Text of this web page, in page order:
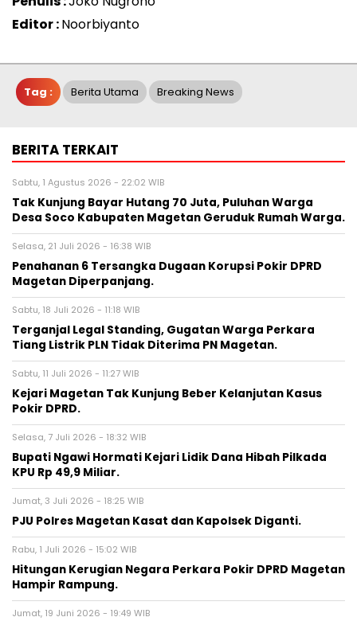
Editor :Noorbiyanto
Tag : Berita Utama Breaking News
BERITA TERKAIT
Sabtu, 1 Agustus 2026 - 22:02 WIB
Tak Kunjung Bayar Hutang 70 Juta, Puluhan Warga
Desa Soco Kabupaten Magetan Geruduk Rumah Warga.
Selasa, 21 Juli 2026 - 16:38 WIB
Penahanan 6 Tersangka Dugaan Korupsi Pokir DPRD
Magetan Diperpanjang.
Sabtu, 18 Juli 2026 - 11:18 WIB
Terganjal Legal Standing, Gugatan Warga Perkara
Tiang Listrik PLN Tidak Diterima PN Magetan.
Sabtu, 11 Juli 2026 - 11:27 WIB
Kejari Magetan Tak Kunjung Beber Kelanjutan Kasus
Pokir DPRD.
Selasa, 7 Juli 2026 - 18:32 WIB
Bupati Ngawi Hormati Kejari Lidik Dana Hibah Pilkada
KPU Rp 49,9 Miliar.
Jumat, 3 Juli 2026 - 18:25 WIB
PJU Polres Magetan Kasat dan Kapolsek Diganti.
Rabu, 1 Juli 2026 - 15:02 WIB
Hitungan Kerugian Negara Perkara Pokir DPRD Magetan
Hampir Rampung.
Jumat, 19 Juni 2026 - 19:49 WIB